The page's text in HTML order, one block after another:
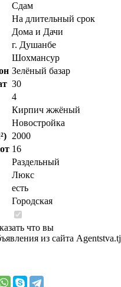
Сдам
На длительный срок
Дома и Дачи
г. Душанбе
Шохмансур
Зелёный базар
30
4
Кирпич жжёный
Новостройка
2000
16
Раздельный
Люкс
есть
Городская
что вы
из сайта Agentstva.tj